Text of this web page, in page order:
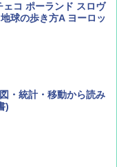
０２６年 ９月号 [雑
ＡＮ)
「南アルプス大全」
コ ポーランド スロヴ
球の歩き方A ヨーロッ
・統計・移動から読み
)